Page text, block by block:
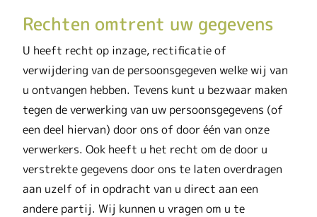
Rechten omtrent uw gegevens
U heeft recht op inzage, rectificatie of
verwijdering van de persoonsgegeven welke wij van
u ontvangen hebben. Tevens kunt u bezwaar maken
tegen de verwerking van uw persoonsgegevens (of
een deel hiervan) door ons of door één van onze
verwerkers. Ook heeft u het recht om de door u
verstrekte gegevens door ons te laten overdragen
aan uzelf of in opdracht van u direct aan een
andere partij. Wij kunnen u vragen om u te